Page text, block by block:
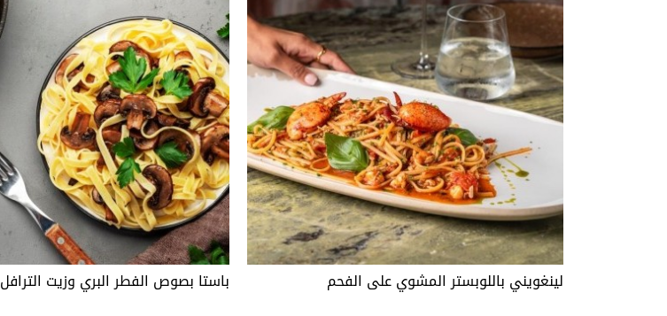
لينغويني باللوبستر المشوي على الفحم باستا بصوص الفطر البري وزيت الترافل